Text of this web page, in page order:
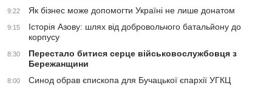
9:22 Як бізнес може допомогти Україні не лише донатом
9:15
Історія Азову: шлях від добровольчого батальйону до
корпусу
8:30
Перестало битися серце військовослужбовця з
Бережанщини
8:00 Синод обрав єпископа для Бучацької єпархії УГКЦ